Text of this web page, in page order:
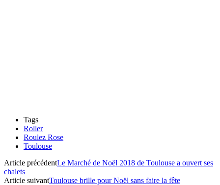
Tags
Roller
Roulez Rose
Toulouse
Article précédentLe Marché de Noël 2018 de Toulouse a ouvert ses
chalets
Article suivantToulouse brille pour Noël sans faire la fête